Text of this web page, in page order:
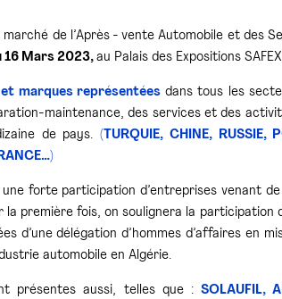
de l’Après - vente Automobile et des
16 Mars 2023,au Palais des Expositions
marques représentées dans tous les
maintenance, des services et des
de pays.(TURQUIE, CHINE, RUSSIE,
forte participation d’entreprises venant de
première fois, on soulignera la participation
d’une délégation d’hommes d’affaires en
automobile en Algérie.
présentes aussi, telles que : SOLAUFIL,